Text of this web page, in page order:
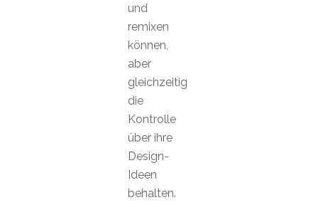
und
remixen
können,
aber
gleichzeitig
die
Kontrolle
über ihre
Design-
Ideen
behalten.